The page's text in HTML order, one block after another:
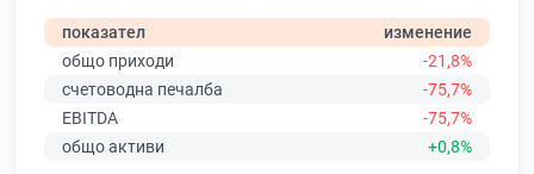
показател
изменение
общо приходи
-21,8%
счетоводна печалба
-75,7%
EBITDA
-75,7%
общо активи
+0,8%